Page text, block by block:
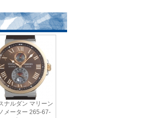
ナルダン マリーン
メーター 265-67-